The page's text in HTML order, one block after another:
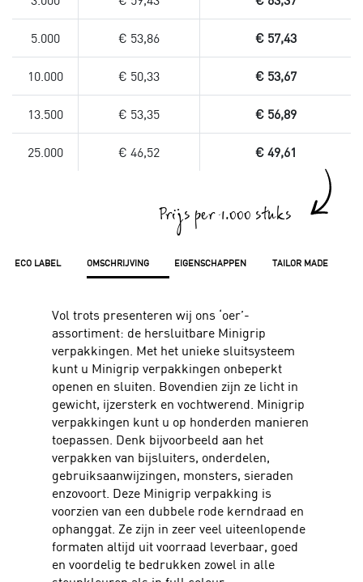
ECO LABEL OMSCHRIJVING EIGENSCHAPPEN TAILOR MADE
Vol trots presenteren wij ons ‘oer’-
assortiment: de hersluitbare Minigrip
verpakkingen. Met het unieke sluitsysteem
kunt u Minigrip verpakkingen onbeperkt
openen en sluiten. Bovendien zijn ze licht in
gewicht, ijzersterk en vochtwerend. Minigrip
verpakkingen kunt u op honderden manieren
toepassen. Denk bijvoorbeeld aan het
verpakken van bijsluiters, onderdelen,
gebruiksaanwijzingen, monsters, sieraden
enzovoort. Deze Minigrip verpakking is
voorzien van een dubbele rode kerndraad en
ophanggat. Ze zijn in zeer veel uiteenlopende
formaten altijd uit voorraad leverbaar, goed
en voordelig te bedrukken zowel in alle
5.000 € 53,86 € 57,43
10.000 € 50,33 € 53,67
13.500 € 53,35 € 56,89
25.000 € 46,52 € 49,61
Prijs per 1.000 stuks